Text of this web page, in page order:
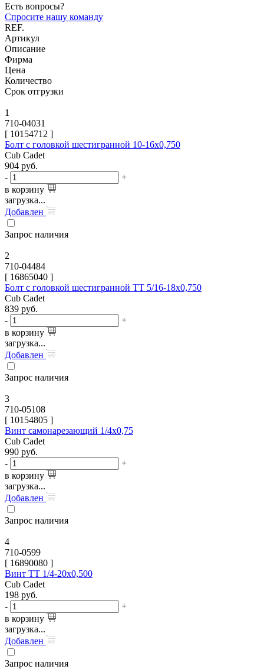
Есть вопросы?
Спросите нашу команду
REF.
Артикул
Описание
Фирма
Цена
Количество
Срок отгрузки
1
710-04031
[ 10154712 ]
Болт с головкой шестигранной 10-16х0,750
Cub Cadet
904 руб.
-
+
в корзину
загрузка...
Добавлен
Запрос наличия
2
710-04484
[ 16865040 ]
Болт с головкой шестигранной TT 5/16-18х0,750
Cub Cadet
839 руб.
-
+
в корзину
загрузка...
Добавлен
Запрос наличия
3
710-05108
[ 10154805 ]
Винт самонарезающий 1/4х0,75
Cub Cadet
990 руб.
-
+
в корзину
загрузка...
Добавлен
Запрос наличия
4
710-0599
[ 16890080 ]
Винт TT 1/4-20х0,500
Cub Cadet
198 руб.
-
+
в корзину
загрузка...
Добавлен
Запрос наличия